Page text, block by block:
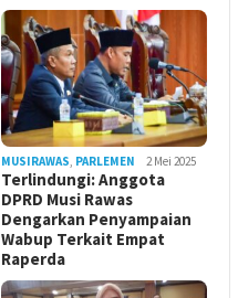
MUSIRAWAS, PARLEMEN 2 Mei 2025
Terlindungi: Anggota
DPRD Musi Rawas
Dengarkan Penyampaian
Wabup Terkait Empat
Raperda